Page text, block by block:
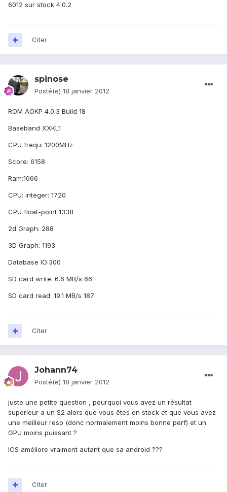
6012 sur stock 4.0.2
Citer
spinose
Posté(e) 18 janvier 2012
ROM AOKP 4.0.3 Build 18
Baseband XXKL1
CPU frequ: 1200MHz
Score: 6158
Ram:1066
CPU: integer: 1720
CPU float-point 1338
2d Graph: 288
3D Graph: 1193
Database IO:300
SD card write: 6.6 MB/s 66
SD card read: 19.1 MB/s 187
Citer
Johann74
Posté(e) 18 janvier 2012
juste une petite question , pourquoi vous avez un résultat
superieur a un S2 alors que vous êtes en stock et que vous avez
une meilleur reso (donc normalement moins bonne perf) et un
GPU moins puissant ?
ICS améliore vraiment autant que sa android ???
Citer